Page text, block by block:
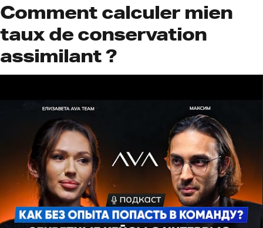
Comment calculer mien
taux de conservation
assimilant ?